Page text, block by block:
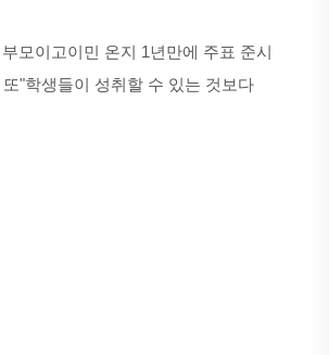
모이고이민 온지 1년만에 주표 준시
"학생들이 성취할 수 있는 것보다